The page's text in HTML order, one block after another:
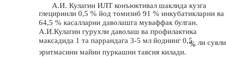
А.И. Кулагин ИЛТ конъюктивал шаклида кузга
глециринли 0,5 % йод томизиб 91 % инкубатикларни ва
64,5 % касалларни даволашга муваффак булган.
А.И.Кулагин гурухли даволаш ва профилактика
максадида 1 та паррандага 3-5 мл йоднинг 0,5% ли сувли
эритмасини майин пуркашни тавсия килади.